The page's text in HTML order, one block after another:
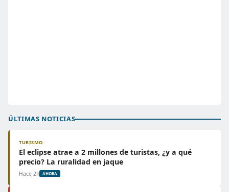
ÚLTIMAS NOTICIAS
TURISMO
El eclipse atrae a 2 millones de turistas, ¿y a qué
precio? La ruralidad en jaque
Hace 2h AHORA